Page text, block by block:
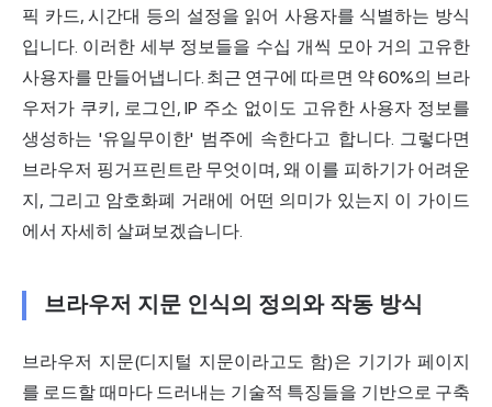
픽 카드, 시간대 등의 설정을 읽어 사용자를 식별하는 방식
입니다. 이러한 세부 정보들을 수십 개씩 모아 거의 고유한
사용자를 만들어냅니다. 최근 연구에 따르면 약 60%의 브라
우저가 쿠키, 로그인,IP 주소 없이도 고유한 사용자 정보를
생성하는 '유일무이한' 범주에 속한다고 합니다. 그렇다면
브라우저 핑거프린트란 무엇이며, 왜 이를 피하기가 어려운
지, 그리고 암호화폐 거래에 어떤 의미가 있는지 이 가이드
에서 자세히 살펴보겠습니다.
브라우저 지문 인식의 정의와 작동 방식
브라우저 지문(디지털 지문이라고도 함)은 기기가 페이지
를 로드할 때마다 드러내는 기술적 특징들을 기반으로 구축